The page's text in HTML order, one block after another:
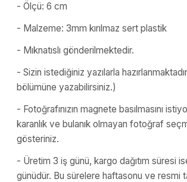
- Ölçü: 6 cm
- Malzeme: 3mm kırılmaz sert plastik
- Mıknatıslı gönderilmektedir.
- Sizin istediğiniz yazılarla
bölümüne yazabilirsiniz.)
- Fotoğrafınızın magnete basılmasını
karanlık ve bulanık olmayan fotoğraf
gösteriniz.
- Üretim 3 iş günü, kargo dağıtım süresi
günüdür. Bu sürelere haftasonu ve resmi